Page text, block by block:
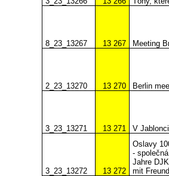
8_23_13267 13 267 Meeting
2_23_13270 13 270 Berlin
3_23_13271 13 271 V
3_23_13272 13 272
Oslavy
-
Jahre
mit